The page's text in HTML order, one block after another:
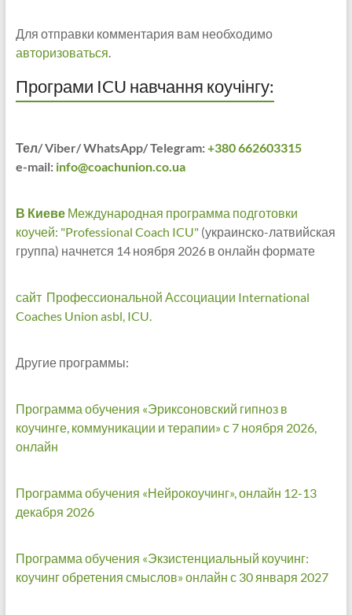
Для отправки комментария вам необходимо
авторизоваться.
Програми ICU навчання коучінгу:
Тел/ Viber/ WhatsApp/ Telegram:+380 662603315
e-mail: info@coachunion.co.ua
В КиевеМеждународная программа подготовки
коучей: "Professional Coach ICU"(украинско-латвийская
группа) начнется 14 ноября 2026 в онлайн формате
сайт Профессиональной Ассоциации International
Coaches Union asbl, ICU.
Другие программы:
Программа обучения «Эриксоновский гипноз в
коучинге, коммуникации и терапии» с 7 ноября 2026,
онлайн
Программа обучения «Нейрокоучинг», онлайн 12-13
декабря 2026
Программа обучения «Экзистенциальный коучинг:
коучинг обретения смыслов» онлайн с 30 января 2027